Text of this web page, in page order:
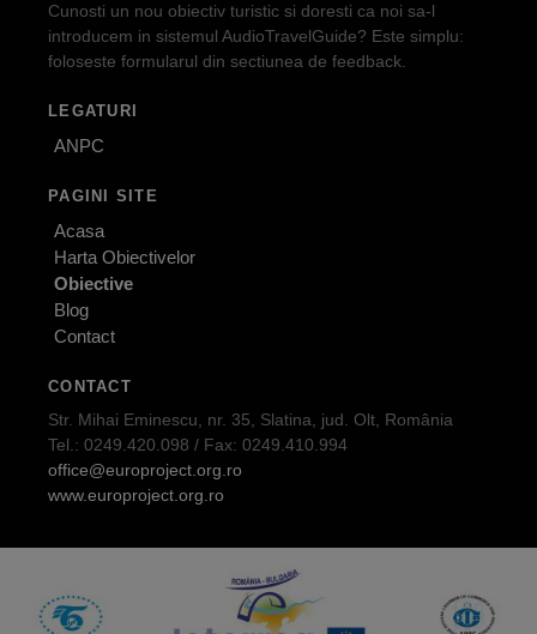
Cunosti un nou obiectiv turistic si doresti ca noi sa-l
introducem in sistemul AudioTravelGuide? Este simplu:
foloseste formularul din sectiunea de feedback.
LEGATURI
ANPC
PAGINI SITE
Acasa
Harta Obiectivelor
Obiective
Blog
Contact
CONTACT
Str. Mihai Eminescu, nr. 35, Slatina, jud. Olt, România
Tel.: 0249.420.098 / Fax: 0249.410.994
office@europroject.org.ro
www.europroject.org.ro